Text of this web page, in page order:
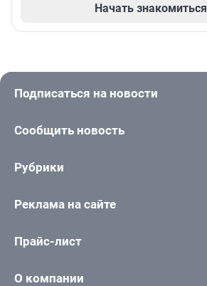
Начать знакомиться
Подписаться на новости
Сообщить новость
Рубрики
Реклама на сайте
Прайс-лист
О компании